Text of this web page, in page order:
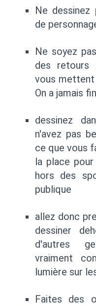
Ne
de
Ne soyez
des retours
vous mettent
On a jamais
dessinez
n'avez pas
ce que vous
la place
hors des
publique
allez donc
dessiner
d'autres
vraiment
lumière sur
Faites des